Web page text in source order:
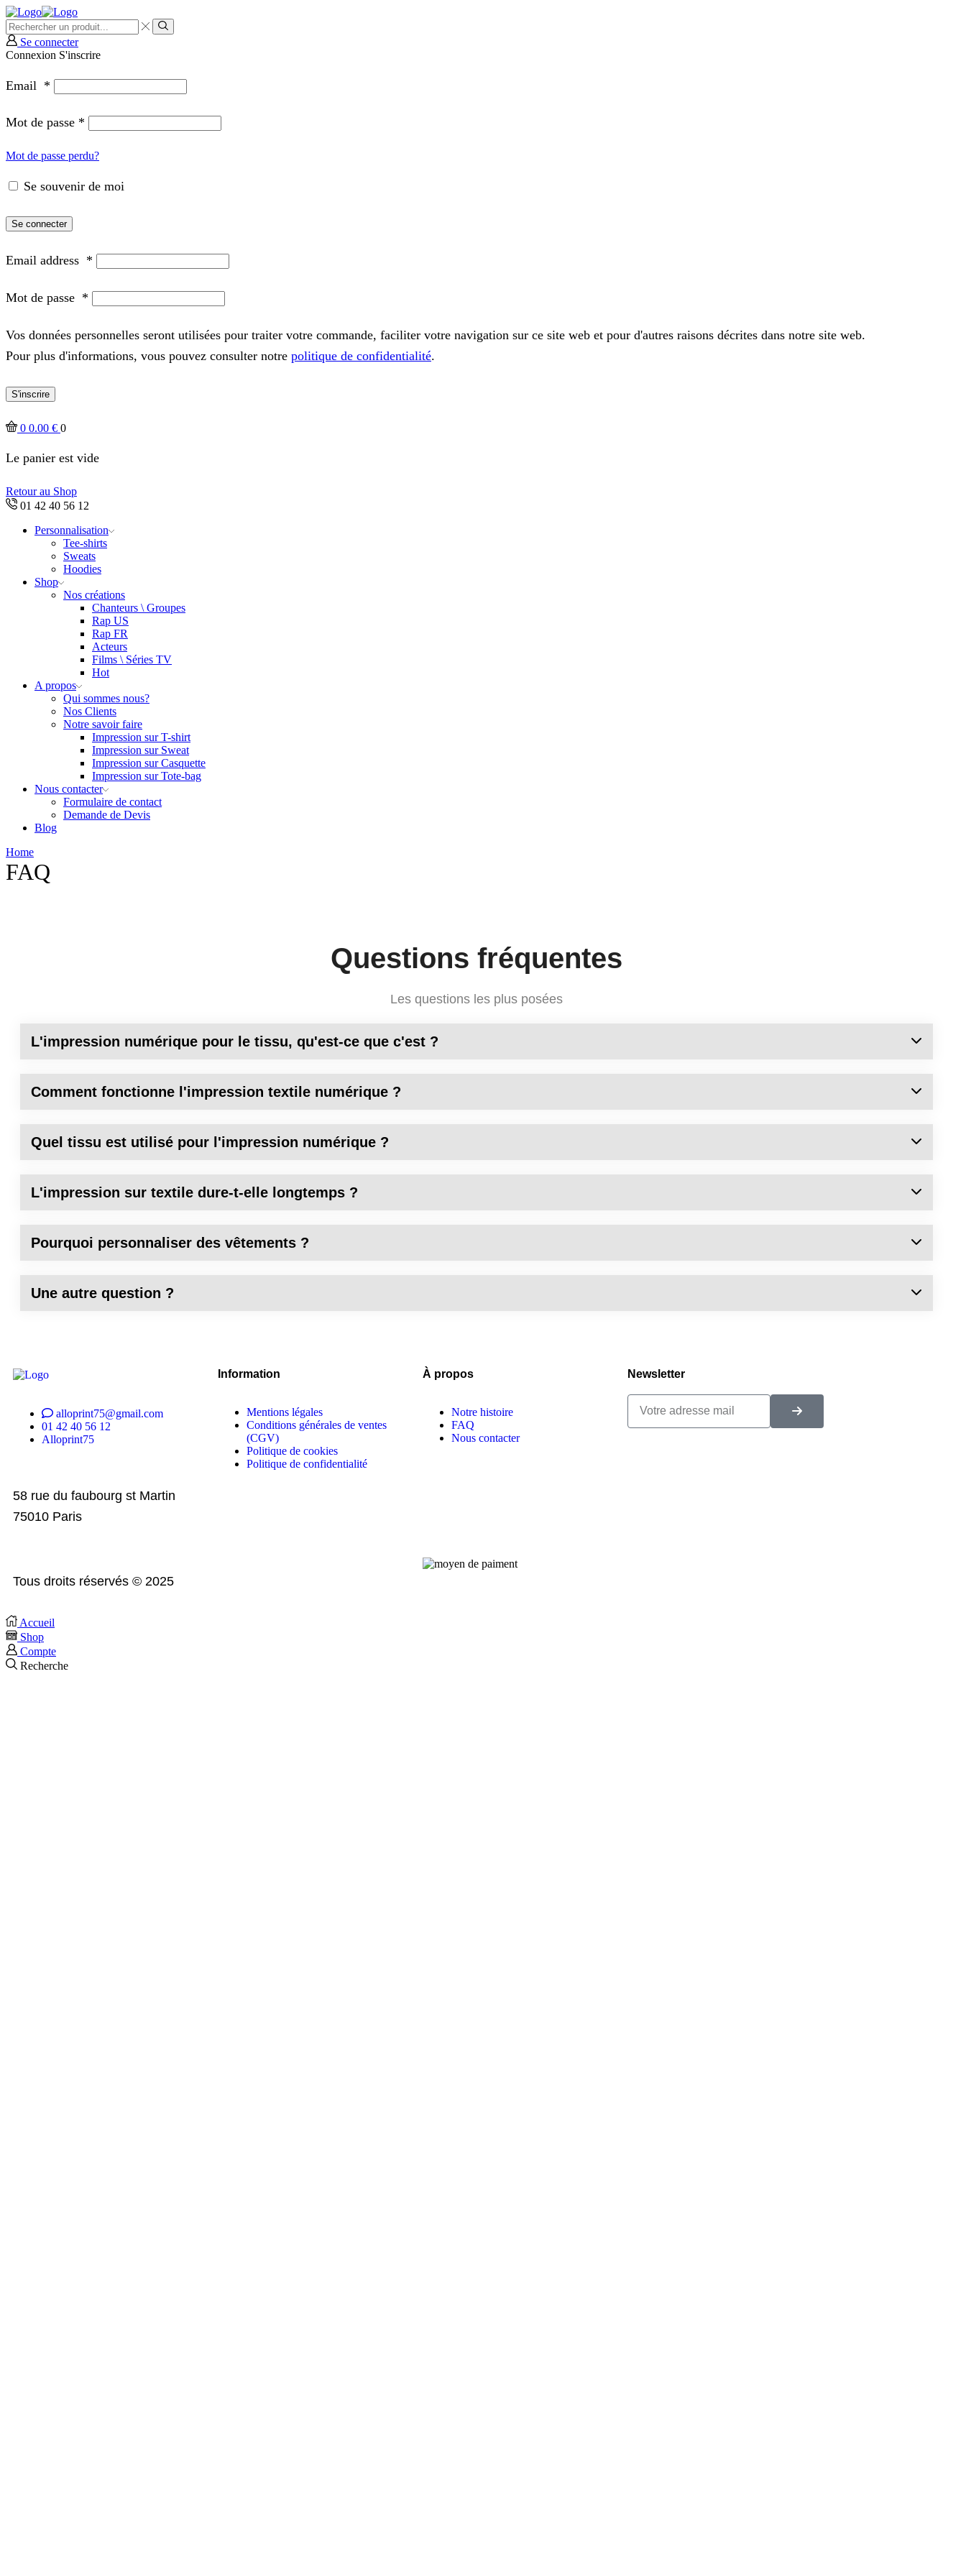
Se connecter
Connexion S'inscrire
Email *
Mot de passe *
Mot de passe perdu?
Se souvenir de moi
Se connecter
Email address *
Mot de passe *
Vos données personnelles seront utilisées pour traiter votre commande, faciliter votre navigation sur ce site web et pour d'autres raisons décrites dans notre site web.
Pour plus d'informations, vous pouvez consulter notre politique de confidentialité.
S'inscrire
0 0.00 € 0
Le panier est vide
Retour au Shop
01 42 40 56 12
Personnalisation
Tee-shirts
Sweats
Hoodies
Shop
Nos créations
Chanteurs \ Groupes
Rap US
Rap FR
Acteurs
Films \ Séries TV
Hot
A propos
Qui sommes nous?
Nos Clients
Notre savoir faire
Impression sur T-shirt
Impression sur Sweat
Impression sur Casquette
Impression sur Tote-bag
Nous contacter
Formulaire de contact
Demande de Devis
Blog
Home
FAQ
Questions fréquentes
Les questions les plus posées
L'impression numérique pour le tissu, qu'est-ce que c'est ?
Comment fonctionne l'impression textile numérique ?
Quel tissu est utilisé pour l'impression numérique ?
L'impression sur textile dure-t-elle longtemps ?
Pourquoi personnaliser des vêtements ?
Une autre question ?
alloprint75@gmail.com
01 42 40 56 12
Alloprint75
58 rue du faubourg st Martin
75010 Paris
Information
Mentions légales
Conditions générales de ventes
(CGV)
Politique de cookies
Politique de confidentialité
À propos
Notre histoire
FAQ
Nous contacter
Newsletter
Tous droits réservés © 2025
Accueil
Shop
Compte
Recherche